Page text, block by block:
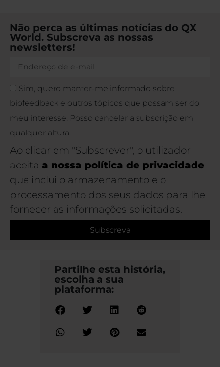
Não perca as últimas notícias do QX
World. Subscreva as nossas
newsletters!
Sim, quero manter-me informado sobre
biofeedback e outros tópicos que possam ser do
meu interesse. Posso cancelar a subscrição em
qualquer altura.
Ao clicar em "Subscrever", o utilizador
aceita a nossa política de privacidade
que inclui o armazenamento e o
processamento dos seus dados para lhe
fornecer as informações solicitadas.
Subscreva
Partilhe esta história,
escolha a sua
plataforma: